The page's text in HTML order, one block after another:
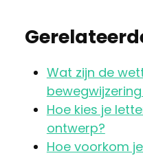
Wat zijn de
Hoe kies je
ontwerp?
Hoe voorkom